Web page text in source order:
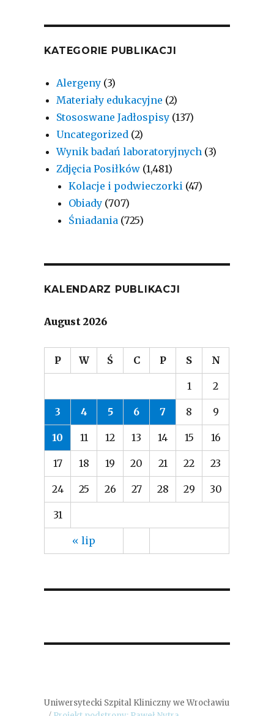
KATEGORIE PUBLIKACJI
Alergeny (3)
Materiały edukacyjne (2)
Stososwane Jadłospisy (137)
Uncategorized (2)
Wynik badań laboratoryjnych (3)
Zdjęcia Posiłków (1,481)
Kolacje i podwieczorki (47)
Obiady (707)
Śniadania (725)
KALENDARZ PUBLIKACJI
August 2026
P W Ś C P S N
« lip
1 2
3 4 5 6 7 8 9
10 11 12 13 14 15 16
17 18 19 20 21 22 23
24 25 26 27 28 29 30
31
Uniwersytecki Szpital Kliniczny we Wrocławiu